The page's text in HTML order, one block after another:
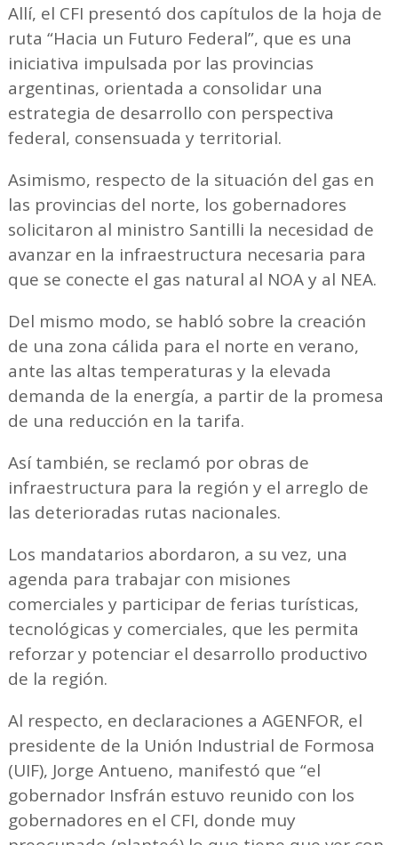
Allí, el CFI presentó dos capítulos de la hoja de
ruta “Hacia un Futuro Federal”, que es una
iniciativa impulsada por las provincias
argentinas, orientada a consolidar una
estrategia de desarrollo con perspectiva
federal, consensuada y territorial.
Asimismo, respecto de la situación del gas en
las provincias del norte, los gobernadores
solicitaron al ministro Santilli la necesidad de
avanzar en la infraestructura necesaria para
que se conecte el gas natural al NOA y al NEA.
Del mismo modo, se habló sobre la creación
de una zona cálida para el norte en verano,
ante las altas temperaturas y la elevada
demanda de la energía, a partir de la promesa
de una reducción en la tarifa.
Así también, se reclamó por obras de
infraestructura para la región y el arreglo de
las deterioradas rutas nacionales.
Los mandatarios abordaron, a su vez, una
agenda para trabajar con misiones
comerciales y participar de ferias turísticas,
tecnológicas y comerciales, que les permita
reforzar y potenciar el desarrollo productivo
de la región.
Al respecto, en declaraciones a AGENFOR, el
presidente de la Unión Industrial de Formosa
(UIF), Jorge Antueno, manifestó que “el
gobernador Insfrán estuvo reunido con los
gobernadores en el CFI, donde muy